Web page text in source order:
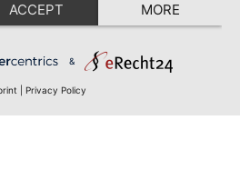
ACCEPT MORE
&
Privacy Policy